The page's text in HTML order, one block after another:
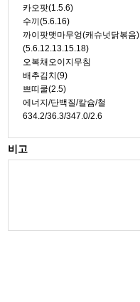
카오팟(1.5.6)
수끼(5.6.16)
까이팟맷마무엉(캐슈넛닭볶음)
(5.6.12.13.15.18)
오복채오이지무침
배추김치(9)
쁘띠쿨(2.5)
에너지/단백질/칼슘/철
634.2/36.3/347.0/2.6
비고